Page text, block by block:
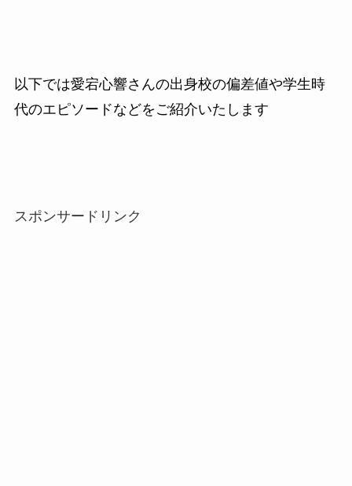
以下では愛宕心響さんの出身校の偏差値や学生時
代のエピソードなどをご紹介いたします
スポンサードリンク